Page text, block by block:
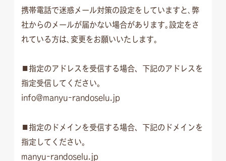
携帯電話で迷惑メール対策の設定をしていますと､弊
社からのメールが届かない場合があります｡設定をさ
れている方は､変更をお願いいたします｡
■指定のアドレスを受信する場合、下記のアドレスを
指定受信してください。
info@manyu-randoselu.jp
■指定のドメインを受信する場合、下記のドメインを
指定してください。
manyu-randoselu.jp